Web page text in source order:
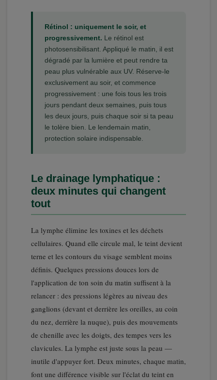
Rétinol : uniquement le soir, et
progressivement. Le rétinol est
photosensibilisant. Appliqué le matin, il est
dégradé par la lumière et peut rendre ta
peau plus vulnérable aux UV. Réserve-le
exclusivement au soir, et commence
progressivement : une fois tous les trois
jours pendant deux semaines, puis tous
les deux jours, puis chaque soir si ta peau
le tolère bien. Le lendemain matin,
protection solaire indispensable.
Le drainage lymphatique :
deux minutes qui changent
tout
La lymphe élimine les toxines et les déchets
cellulaires. Quand elle circule mal, le teint devient
terne et les contours du visage semblent moins
définis. Quelques pressions douces lors de
l'application de ton soin du matin suffisent à la
relancer : des pressions légères au niveau des
ganglions (devant et derrière les oreilles, au coin
du nez, derrière la nuque), puis des mouvements
de chenille avec les doigts, des tempes vers les
clavicules. La lymphe est juste sous la peau —
inutile d'appuyer fort. Deux minutes, chaque matin,
font une différence visible sur l'éclat du teint en